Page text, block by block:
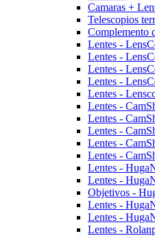
Camaras +
Telescopios
Complemento
Lentes -
Lentes -
Lentes -
Lentes -
Lentes -
Lentes -
Lentes -
Lentes -
Lentes -
Lentes -
Lentes -
Lentes -
Objetivos -
Lentes -
Lentes -
Lentes -